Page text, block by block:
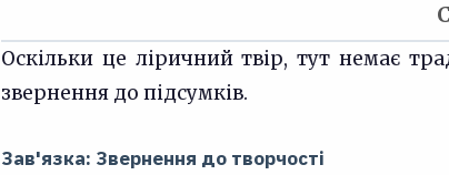
Оскільки це ліричний твір, тут немає
звернення до підсумків.
Зав'язка: Звернення до творчості